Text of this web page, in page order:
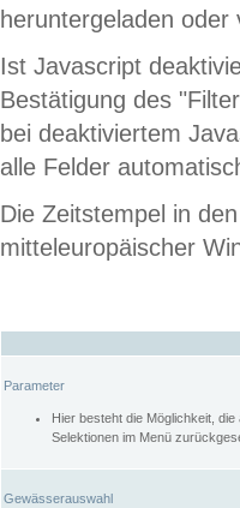
heruntergeladen oder
Ist Javascript
Bestätigung des
bei deaktiviertem
alle Felder
Die Zeitstempel in
mitteleuropäischer
Parameter
Hier besteht die Möglichkeit,
Selektionen im Menü
Gewässerauswahl